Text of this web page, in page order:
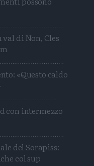
di Non, Cles
«Questo caldo
con intermezzo
del Sorapiss:
col sup